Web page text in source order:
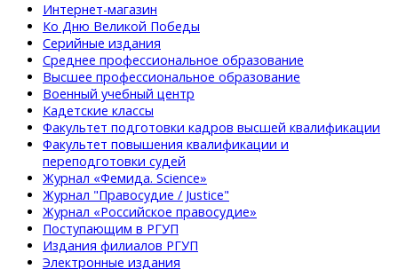
Интернет-магазин
Ко Дню Великой Победы
Серийные издания
Среднее профессиональное образование
Высшее профессиональное образование
Военный учебный центр
Кадетские классы
Факультет подготовки кадров высшей квалификации
Факультет повышения квалификации и
переподготовки судей
Журнал «Фемида. Science»
Журнал "Правосудие / Justice"
Журнал «Российское правосудие»
Поступающим в РГУП
Издания филиалов РГУП
Электронные издания